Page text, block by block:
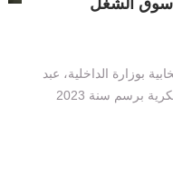
الشغل
بوزارة الداخلية، عبد
الصادق بنعدي، أن تجربة الخدمة العسكرية برسم سنة 2023